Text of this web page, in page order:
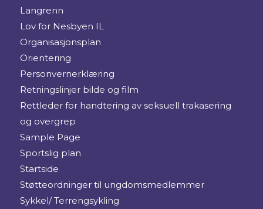
Langrenn
Lov for Nesbyen IL
Organisasjonsplan
Orientering
Personvernerklæring
Retningslinjer bilde og film
Rettleder for handtering av seksuell trakasering
og overgrep
Sample Page
Sportslig plan
Startside
Støtteordninger til ungdomsmedlemmer
Sykkel/ Terrengsykling